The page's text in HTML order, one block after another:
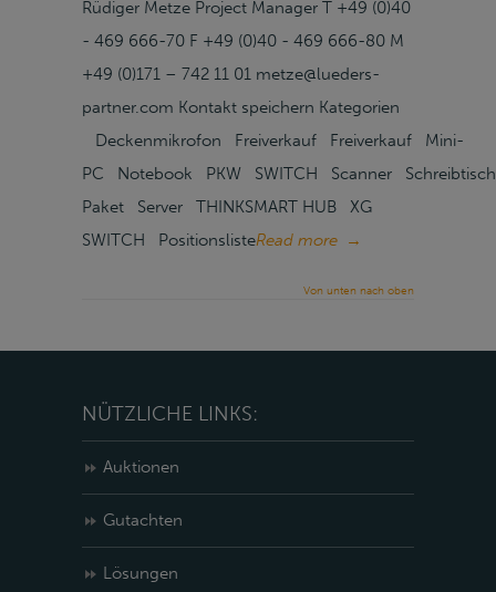
Rüdiger Metze Project Manager T +49 (0)40
- 469 666-70 F +49 (0)40 - 469 666-80 M
+49 (0)171 – 742 11 01 metze@lueders-
partner.com Kontakt speichern Kategorien
Deckenmikrofon Freiverkauf Freiverkauf Mini-
PC Notebook PKW SWITCH Scanner
Paket Server THINKSMART HUB XG
SWITCH PositionslisteRead more →
Von unten nach oben
NÜTZLICHE LINKS:
Auktionen
Gutachten
Lösungen